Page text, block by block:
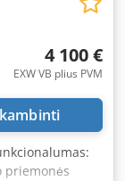
4 100 €
EXW VB plius PVM
priemonės